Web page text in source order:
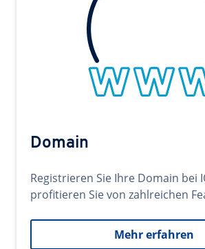
Domain
Registrieren Sie Ihre Domain bei
profitieren Sie von zahlreichen
Mehr erfahren